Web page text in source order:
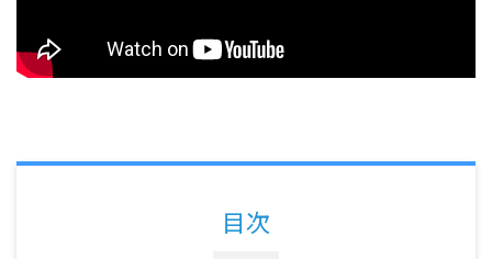
目次